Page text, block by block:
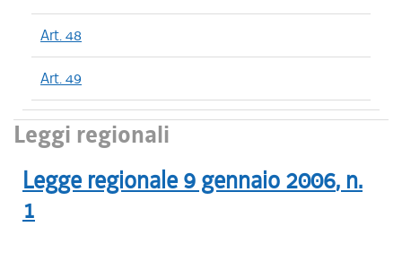
Art. 48
Art. 49
Leggi regionali
Legge regionale 9 gennaio 2006, n.
1